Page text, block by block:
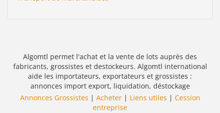
Algomtl permet l'achat et la vente de lots auprès des
fabricants, grossistes et destockeurs. Algomtl international
aide les importateurs, exportateurs et grossistes :
annonces import export, liquidation, déstockage
Annonces Grossistes | Acheter| Liens utiles | Cession
entreprise